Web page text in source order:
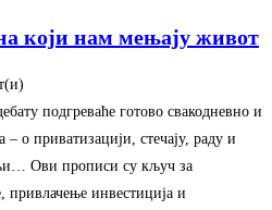
који нам мењају живот
подгреваће готово свакодневно и
– о приватизацији, стечају, раду и
Ови прописи су кључ за
привлачење инвестиција и